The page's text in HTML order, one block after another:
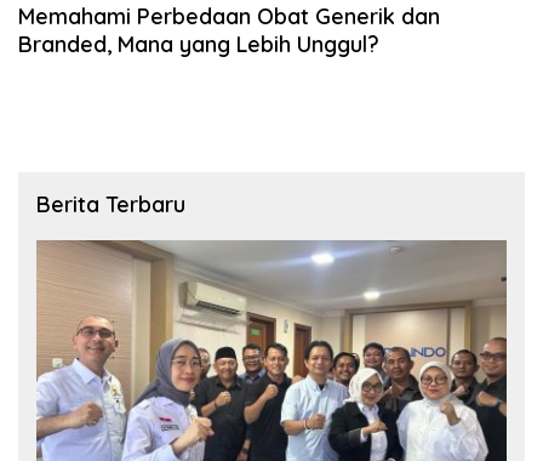
Memahami Perbedaan Obat Generik dan
Branded, Mana yang Lebih Unggul?
Berita Terbaru